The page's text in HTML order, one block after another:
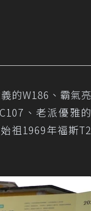
的W186、霸氣亮
、老派優雅的
祖1969年福斯T2